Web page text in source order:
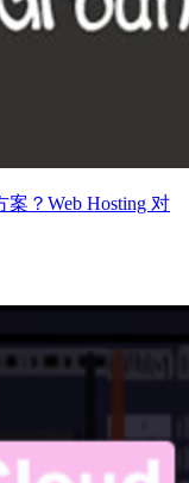
？Web Hosting 对